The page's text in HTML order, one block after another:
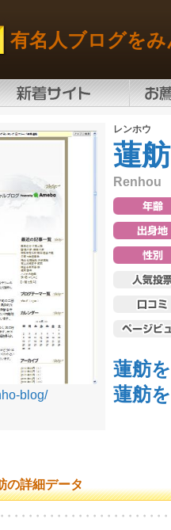
有名人ブログを
blog/
レンホウ
蓮舫
Renhou
蓮舫
蓮舫
の詳細データ